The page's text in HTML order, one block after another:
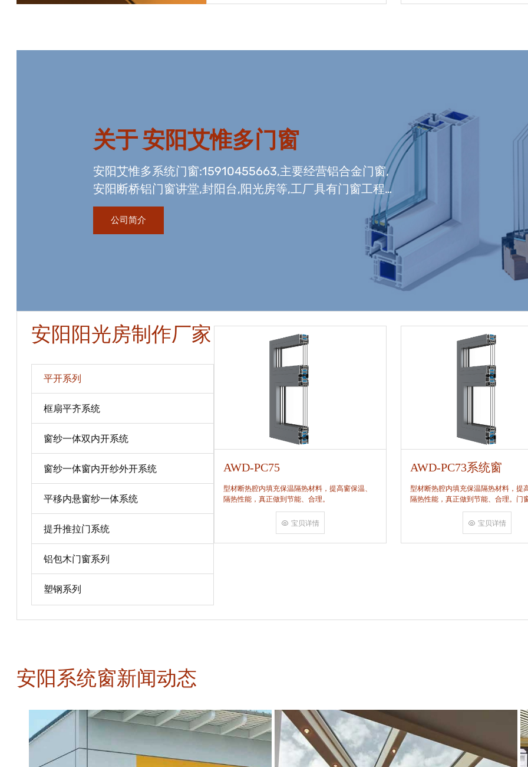
关于安阳艾惟多门窗
安阳艾惟多系统门窗:15910455663,主要经营铝合金门窗,
安阳断桥铝门窗讲堂,封阳台,阳光房等,工厂具有门窗工程
资质,玻璃幕墙工程资质,国内门窗组装生产线,及中空玻璃
生产线。
公司简介
安阳阳光房制作厂家
平开系列
框扇平齐系统
窗纱一体双内开系统
窗纱一体窗内开纱外开系统
平移内悬窗纱一体系统
提升推拉门系统
铝包木门窗系列
塑钢系列
AWD-PC80
隔热性能，真正做到节能、合理。
宝贝详情
AWD-PC75
型材断热腔内填充保温隔热材料，提高窗保温、
隔热性能，真正做到节能、合理。
宝贝详情
AWD-PC73系统窗
型材断热腔内填充保温隔热材料，提
隔热性能，真正做到节能、合理。门
角，采用多点挤压角码结构与加重型
结合完成，在通过角部加注德国双组
宝贝详情
安阳系统窗新闻动态